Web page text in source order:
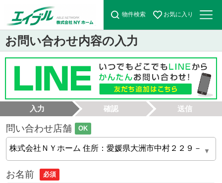
物件検索 お気に入り
お問い合わせ内容の入力
入力 確認 送信
問い合わせ店舗 OK
お名前 必須